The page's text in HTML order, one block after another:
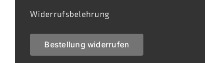
Widerrufsbelehrung
Bestellung widerrufen